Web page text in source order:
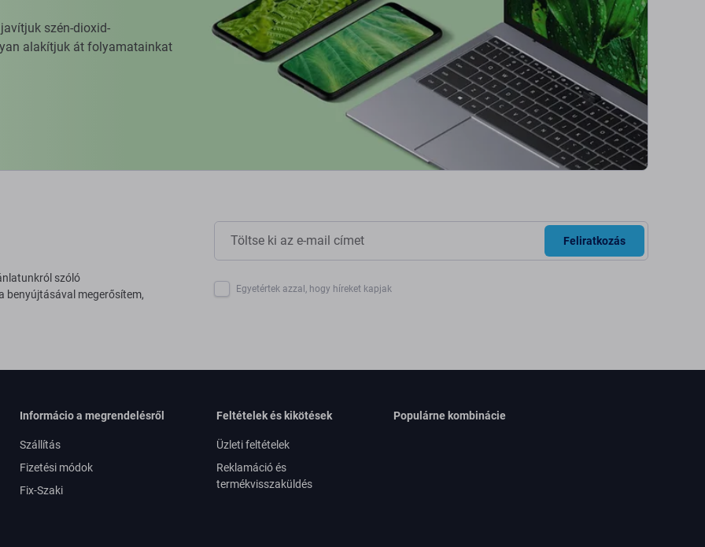
szén-dioxid-
alakítjuk át folyamatainkat
szóló
benyújtásával megerősítem,
Feliratkozás
Egyetértek azzal, hogy híreket kapjak
Informácio a megrendelésről
Szállítás
Fizetési módok
Fix-Szaki
Feltételek és kikötések
Üzleti feltételek
Reklamáció és
termékvisszaküldés
Populárne kombinácie